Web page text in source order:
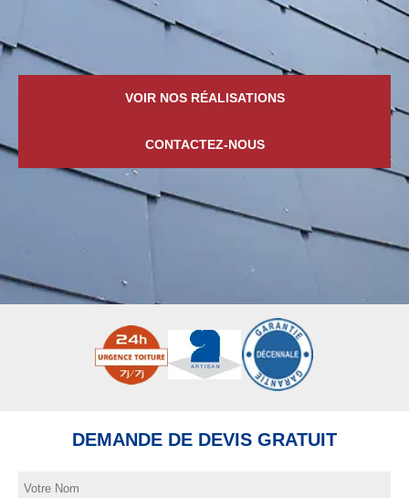
VOIR NOS RÉALISATIONS
CONTACTEZ-NOUS
DEMANDE DE DEVIS GRATUIT